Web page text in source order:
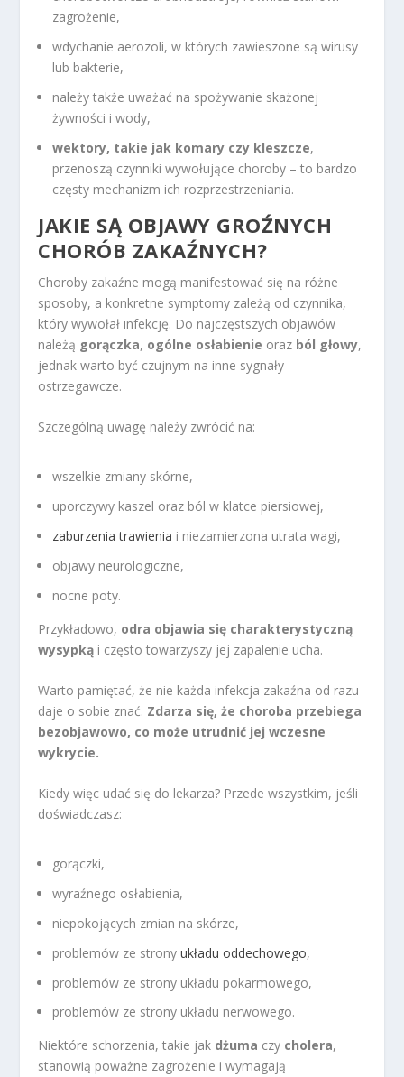
zagrożenie,
wdychanie aerozoli, w których zawieszone są wirusy
lub bakterie,
należy także uważać na spożywanie skażonej
żywności i wody,
wektory, takie jak komary czy kleszcze,
przenoszą czynniki wywołujące choroby – to bardzo
częsty mechanizm ich rozprzestrzeniania.
JAKIE SĄ OBJAWY GROŹNYCH
CHORÓB ZAKAŹNYCH?
Choroby zakaźne mogą manifestować się na różne
sposoby, a konkretne symptomy zależą od czynnika,
który wywołał infekcję. Do najczęstszych objawów
należą gorączka, ogólne osłabienie oraz ból głowy,
jednak warto być czujnym na inne sygnały
ostrzegawcze.
Szczególną uwagę należy zwrócić na:
wszelkie zmiany skórne,
uporczywy kaszel oraz ból w klatce piersiowej,
zaburzenia trawienia i niezamierzona utrata wagi,
objawy neurologiczne,
nocne poty.
Przykładowo, odra objawia się charakterystyczną
wysypką i często towarzyszy jej zapalenie ucha.
Warto pamiętać, że nie każda infekcja zakaźna od razu
daje o sobie znać. Zdarza się, że choroba przebiega
bezobjawowo, co może utrudnić jej wczesne
wykrycie.
Kiedy więc udać się do lekarza? Przede wszystkim, jeśli
doświadczasz:
gorączki,
wyraźnego osłabienia,
niepokojących zmian na skórze,
problemów ze stronyukładu oddechowego,
problemów ze strony układu pokarmowego,
problemów ze strony układu nerwowego.
Niektóre schorzenia, takie jak dżuma czy cholera,
stanowią poważne zagrożenie i wymagają